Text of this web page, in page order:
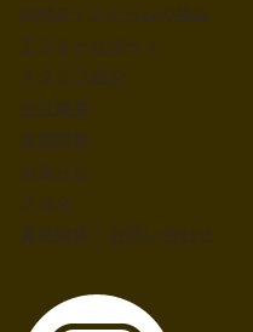
CRASリフォームの強み
アフターサポート
ブログ
スタッフ紹介
会社概要
採用情報
お知らせ
資料請求・お問い合わせ